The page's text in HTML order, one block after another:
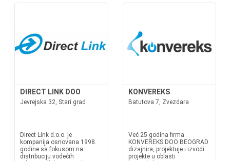
DIRECT LINK DOO
Jevrejska 32, Stari grad
Direct Link d.o.o. je
kompanija osnovana 1998.
godine sa fokusom na
distribuciju vodećih
KONVEREKS
Batutova 7, Zvezdara
Već 25 godina firma
KONVEREKS DOO BEOGRAD
dizajnira, projektuje i izvodi
projekte u oblasti